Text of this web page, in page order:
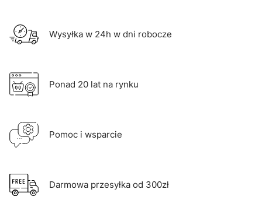
Wysyłka w 24h w dni robocze
Ponad 20 lat na rynku
Pomoc i wsparcie
Darmowa przesyłka od 300zł